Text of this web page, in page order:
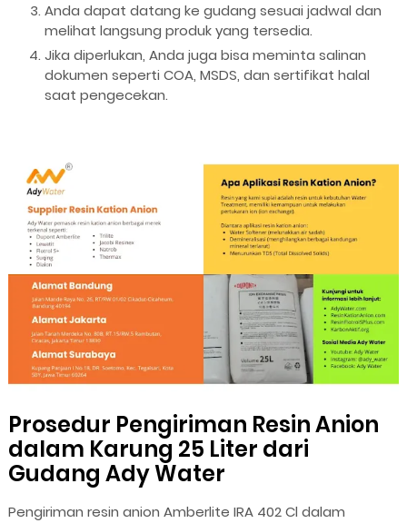
Anda dapat datang ke gudang sesuai jadwal dan
melihat langsung produk yang tersedia.
Jika diperlukan, Anda juga bisa meminta salinan
dokumen seperti COA, MSDS, dan sertifikat halal
saat pengecekan.
Prosedur Pengiriman Resin Anion
dalam Karung 25 Liter dari
Gudang Ady Water
Pengiriman resin anion Amberlite IRA 402 Cl dalam